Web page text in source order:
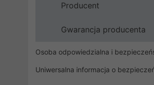
Producent
Gwarancja producenta
Osoba odpowiedzialna i
Uniwersalna informacja o